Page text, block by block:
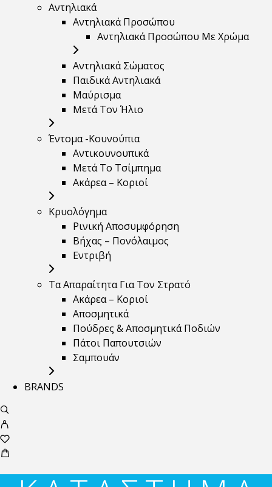
Αντηλιακά
Αντηλιακά Προσώπου
Αντηλιακά Προσώπου Με Χρώμα
Αντηλιακά Σώματος
Παιδικά Αντηλιακά
Μαύρισμα
Mετά Τον Ήλιο
Έντομα -Κουνούπια
Αντικουνουπικά
Μετά Το Τσίμπημα
Ακάρεα – Κοριοί
Κρυολόγημα
Ρινική Αποσυμφόρηση
Βήχας – Πονόλαιμος
Εντριβή
Τα Απαραίτητα Για Τον Στρατό
Ακάρεα – Κοριοί
Αποσμητικά
Πούδρες & Αποσμητικά Ποδιών
Πάτοι Παπουτσιών
Σαμπουάν
BRANDS